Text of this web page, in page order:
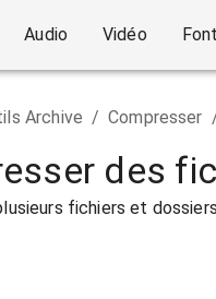
Audio Vidéo Font
Archive / Compresser
des
fichiers et